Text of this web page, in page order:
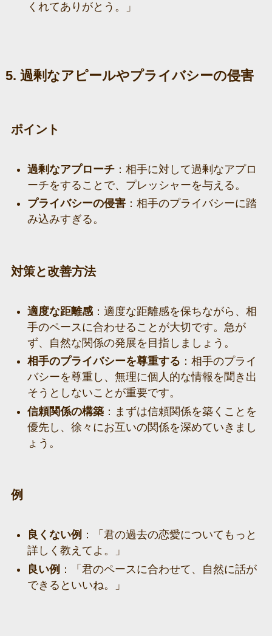
くれてありがとう。」
5. 過剰なアピールやプライバシーの侵害
ポイント
過剰なアプローチ：相手に対して過剰なアプロ
ーチをすることで、プレッシャーを与える。
プライバシーの侵害：相手のプライバシーに踏
み込みすぎる。
対策と改善方法
適度な距離感：適度な距離感を保ちながら、相
手のペースに合わせることが大切です。急が
ず、自然な関係の発展を目指しましょう。
相手のプライバシーを尊重する ：相手のプライ
バシーを尊重し、無理に個人的な情報を聞き出
そうとしないことが重要です。
信頼関係の構築：まずは信頼関係を築くことを
優先し、徐々にお互いの関係を深めていきまし
ょう。
例
良くない例 ：「君の過去の恋愛についてもっと
詳しく教えてよ。」
良い例 ：「君のペースに合わせて、自然に話が
できるといいね。」